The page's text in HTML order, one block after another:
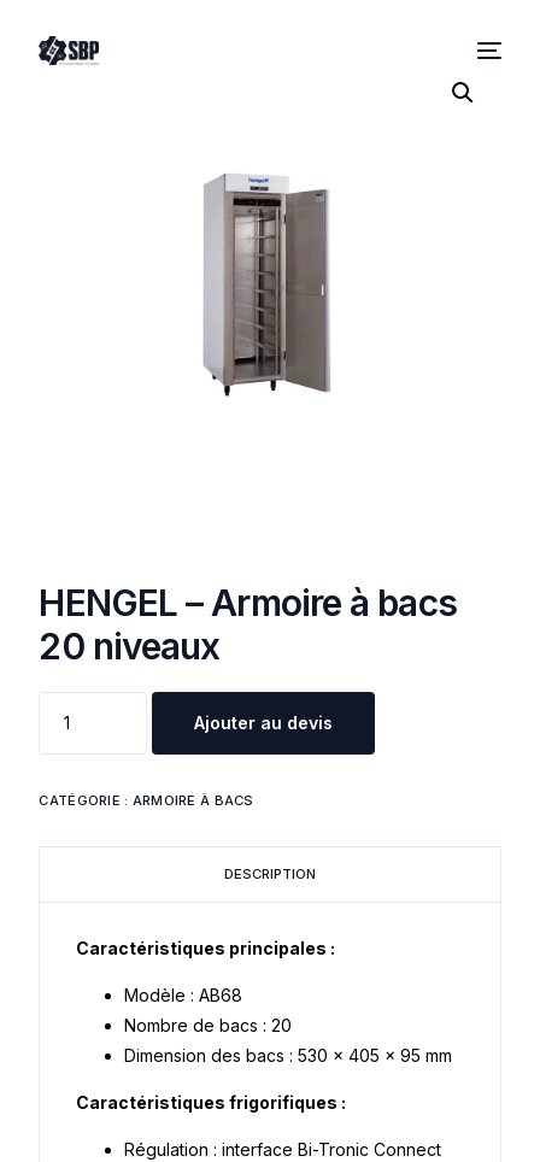
HENGEL – Armoire à bacs
20 niveaux
Ajouter au devis
CATÉGORIE : ARMOIRE À BACS
DESCRIPTION
Caractéristiques principales :
Modèle : AB68
Nombre de bacs : 20
Dimension des bacs : 530 x 405 x 95 mm
Caractéristiques frigorifiques :
Régulation : interface Bi-Tronic Connect